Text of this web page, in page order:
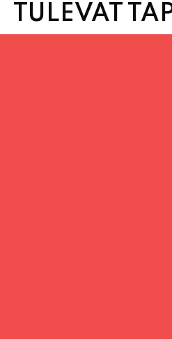
TULEVAT